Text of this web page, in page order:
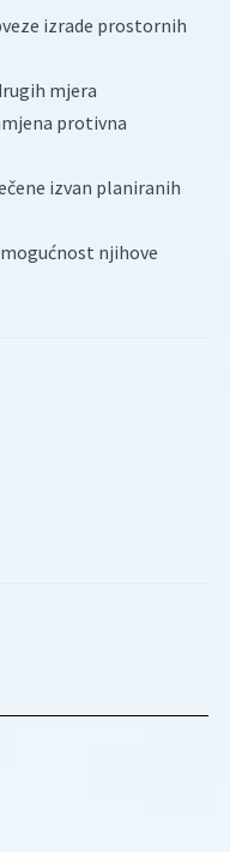
izrade prostornih
mjera
protivna
izvan planiranih
njihove